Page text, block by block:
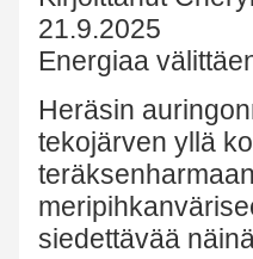
21.9.2025
Energiaa
Heräsin
tekojärven yllä
siedettävää